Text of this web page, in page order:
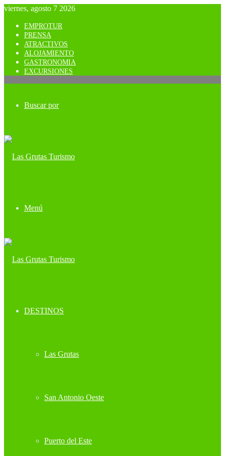
viernes, agosto 7 2026
EMPROTUR
PRENSA
ATRACTIVOS
ALOJAMIENTO
GASTRONOMIA
EXCURSIONES
Buscar por
Menú
DESTINOS
Las Grutas
San Antonio Oeste
Puerto del Este